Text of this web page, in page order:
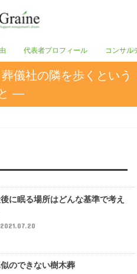
代表者プロフィール コンサル
儀社の隣を歩くという
―
に眠る場所はどんな基準で考え
2021.07.20
のできない樹木葬